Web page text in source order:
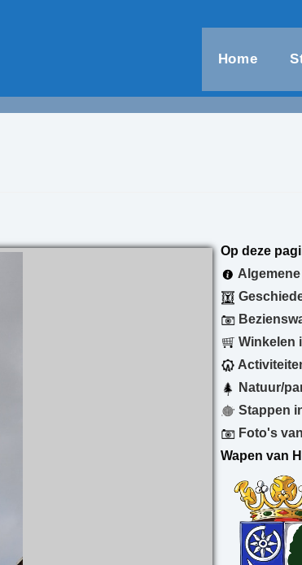
Home
Op deze
Winkelen
Natuur/
Stappen
Foto's
Wapen van